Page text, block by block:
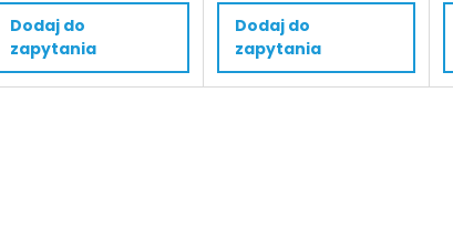
CLJB
–
Akumulator
(12/100
Dodaj do
zapytania
XT2
–
Akumulator
48
Dodaj do
zapytania